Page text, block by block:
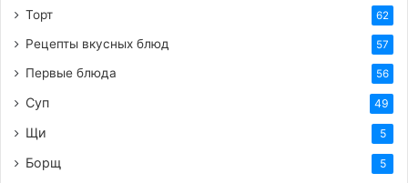
позволит убрать горькость и придать мягкости
луку. Повторяем процедуру ещё раз, если
После того, как лук отстоялся, солим и перчим
перемешиваем. Оставляем на пару минут,
Торт 62
Рецепты вкусных блюд 57
Первые блюда 56
Суп 49
Щи 5
Борщ 5